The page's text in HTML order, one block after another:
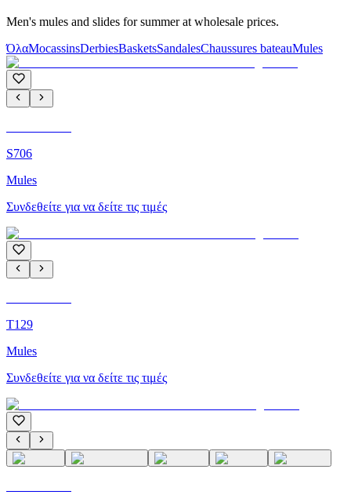
Men's mules and slides for summer at wholesale prices.
ΌλαMocassinsDerbiesBasketsSandalesChaussures bateauMules
S706
Mules
Συνδεθείτε για να δείτε τις τιμές
T129
Mules
Συνδεθείτε για να δείτε τις τιμές